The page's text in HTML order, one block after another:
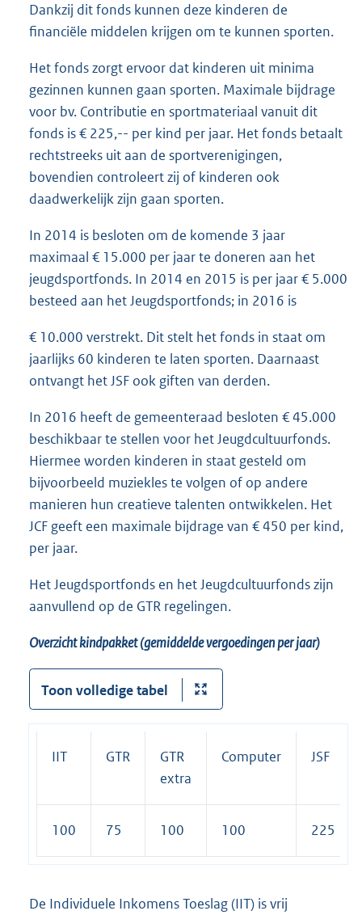
Dankzij dit fonds kunnen deze kinderen de
financiële middelen krijgen om te kunnen sporten.
Het fonds zorgt ervoor dat kinderen uit minima
gezinnen kunnen gaan sporten. Maximale bijdrage
voor bv. Contributie en sportmateriaal vanuit dit
fonds is € 225,-- per kind per jaar. Het fonds betaalt
rechtstreeks uit aan de sportverenigingen,
bovendien controleert zij of kinderen ook
daadwerkelijk zijn gaan sporten.
In 2014 is besloten om de komende 3 jaar
maximaal € 15.000 per jaar te doneren aan het
jeugdsportfonds. In 2014 en 2015 is per jaar € 5.000
besteed aan het Jeugdsportfonds; in 2016 is
€ 10.000 verstrekt. Dit stelt het fonds in staat om
jaarlijks 60 kinderen te laten sporten. Daarnaast
ontvangt het JSF ook giften van derden.
In 2016 heeft de gemeenteraad besloten € 45.000
beschikbaar te stellen voor het Jeugdcultuurfonds.
Hiermee worden kinderen in staat gesteld om
bijvoorbeeld muziekles te volgen of op andere
manieren hun creatieve talenten ontwikkelen. Het
JCF geeft een maximale bijdrage van € 450 per kind,
per jaar.
Het Jeugdsportfonds en het Jeugdcultuurfonds zijn
aanvullend op de GTR regelingen.
Overzicht kindpakket (gemiddelde vergoedingen per jaar)
Toon volledige tabel
IIT GTR
GTR
extra
Computer JSF
100 75 100 100 225
De Individuele Inkomens Toeslag (IIT) is vrij